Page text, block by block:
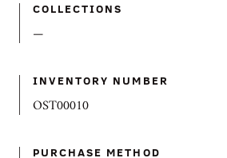
COLLECTIONS
—
INVENTORY NUMBER
OST00010
PURCHASE METHOD